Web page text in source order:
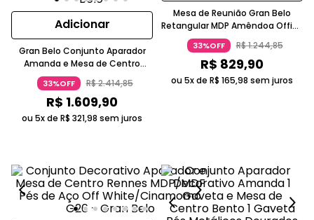
Adicionar
Gran Belo Conjunto Aparador
Amanda e Mesa de Centro
Bento 2 Gavetas Pés Metal
Dourado Fendi
33%OFF R$2.414,85
R$ 1.609,90
ou 5x de R$ 321,98 sem juros
Mesa de Reunião Gran Belo
Retangular MDP Amêndoa Office
ME4119 200cm
33%OFF R$1.244,85
R$ 829,90
ou 5x de R$ 165,98 sem juros